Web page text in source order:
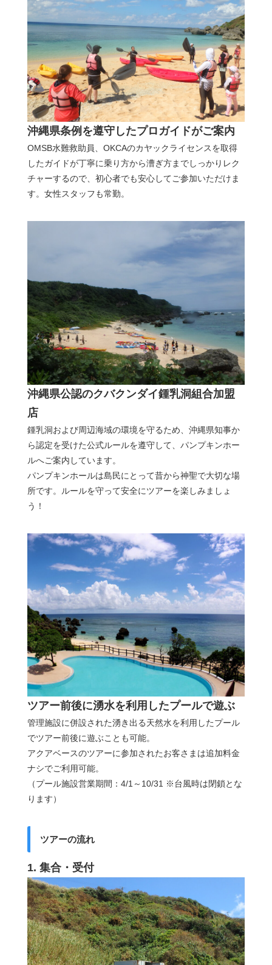
沖縄県条例を遵守したプロガイドがご案内
OMSB水難救助員、OKCAのカヤックライセンスを取得
したガイドが丁寧に乗り方から漕ぎ方までしっかりレク
チャーするので、初心者でも安心してご参加いただけま
す。女性スタッフも常勤。
沖縄県公認のクバクンダイ鍾乳洞組合加盟
店
鍾乳洞および周辺海域の環境を守るため、沖縄県知事か
ら認定を受けた公式ルールを遵守して、パンプキンホー
ルへご案内しています。
パンプキンホールは島民にとって昔から神聖で大切な場
所です。ルールを守って安全にツアーを楽しみましょ
う！
ツアー前後に湧水を利用したプールで遊ぶ
管理施設に併設された湧き出る天然水を利用したプール
でツアー前後に遊ぶことも可能。
アクアベースのツアーに参加されたお客さまは追加料金
ナシでご利用可能。
（プール施設営業期間：4/1～10/31 ※台風時は閉鎖とな
ります）
ツアーの流れ
1. 集合・受付